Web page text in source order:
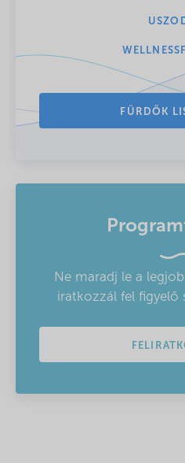
FÜRDŐK
Ne maradj le a
iratkozzál fel figyelő